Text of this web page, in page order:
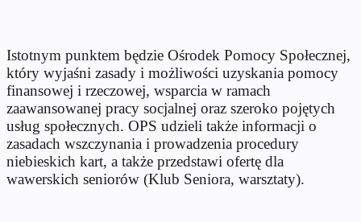
Istotnym punktem będzie Ośrodek Pomocy Społecznej,
który wyjaśni zasady i możliwości uzyskania pomocy
finansowej i rzeczowej, wsparcia w ramach
zaawansowanej pracy socjalnej oraz szeroko pojętych
usług społecznych. OPS udzieli także informacji o
zasadach wszczynania i prowadzenia procedury
niebieskich kart, a także przedstawi ofertę dla
wawerskich seniorów (Klub Seniora, warsztaty).